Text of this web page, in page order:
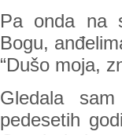
Pa onda na
Bogu,
“Dušo moja,
Gledala
pedesetih